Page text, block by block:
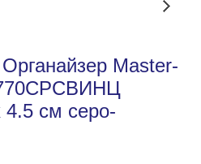
Master-
4.5 см серо-